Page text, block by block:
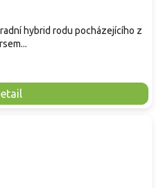
hybrid rodu pocházejícího z